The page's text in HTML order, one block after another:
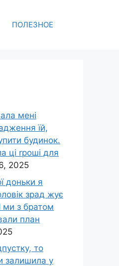
ПОЛЕЗНОЕ
мені
їй,
будинок.
ці rроші для
2025
доньки я
зpад жує
ми з братом
план
то
залишила у